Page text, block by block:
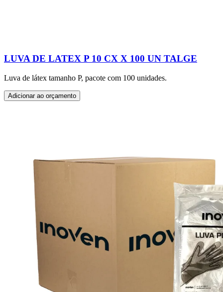
LUVA DE LATEX P 10 CX X 100 UN TALGE
Luva de látex tamanho P, pacote com 100 unidades.
Adicionar ao orçamento